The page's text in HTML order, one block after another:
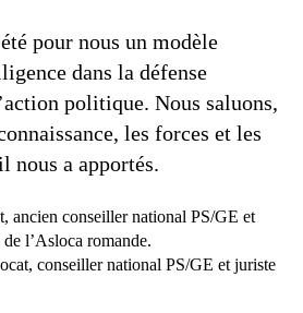
pour nous un modèle
dans la défense
politique. Nous saluons,
les forces et les
nous a apportés.
ancien conseiller national PS/GE et
l’Asloca romande.
conseiller national PS/GE et juriste